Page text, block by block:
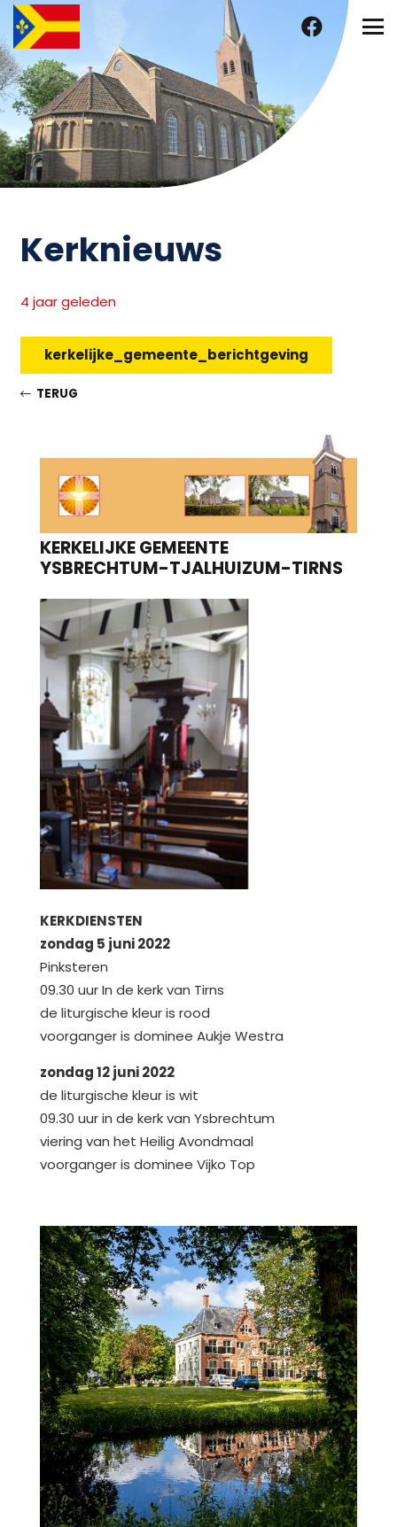
Kerknieuws
4 jaar geleden
kerkelijke_gemeente_berichtgeving
TERUG
KERKELIJKE GEMEENTE
YSBRECHTUM-TJALHUIZUM-TIRNS
KERKDIENSTEN
zondag 5 juni 2022
Pinksteren
09.30 uur In de kerk van Tirns
de liturgische kleur is rood
voorganger is dominee Aukje Westra
zondag 12 juni 2022
de liturgische kleur is wit
09.30 uur in de kerk van Ysbrechtum
viering van het Heilig Avondmaal
voorganger is dominee Vijko Top